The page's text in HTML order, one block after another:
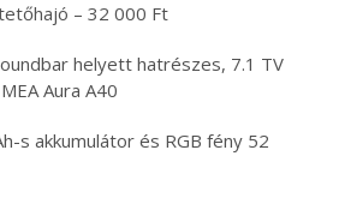
– 32 000 Ft
helyett hatrészes, 7.1 TV
Aura A40
s akkumulátor és RGB fény 52